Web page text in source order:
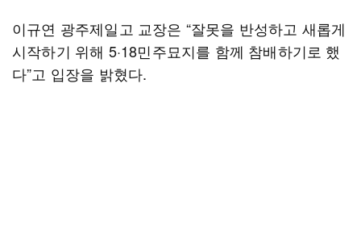
이규연 광주제일고 교장은 “잘못을 반성하고 새롭게
시작하기 위해 5·18민주묘지를 함께 참배하기로 했
다”고 입장을 밝혔다.